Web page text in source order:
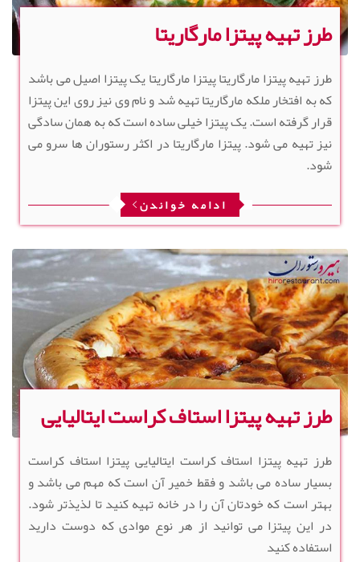
طرز تهیه پیتزا مارگاریتا
طرز تهیه پیتزا مارگاریتا پیتزا مارگاریتا یک پیتزا اصیل می باشد
که به افتخار ملکه مارگاریتا تهیه شد و نام وی نیز روی این پیتزا
قرار گرفته است. یک پیتزا خیلی ساده است که به همان سادگی
نیز تهیه می شود. پیتزا مارگاریتا در اکثر رستوران ها سرو می
شود.
ادامه خواندن
طرز تهیه پیتزا استاف کراست ایتالیایی
طرز تهیه پیتزا استاف کراست ایتالیایی پیتزا استاف کراست
بسیار ساده می باشد و فقط خمیر آن است که مهم می باشد و
بهتر است که خودتان آن را در خانه تهیه کنید تا لذیذتر شود.
در این پیتزا می توانید از هر نوع موادی که دوست دارید
استفاده کنید